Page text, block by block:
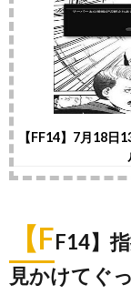
【FF14】7月18日
【FF14】
見かけてぐ